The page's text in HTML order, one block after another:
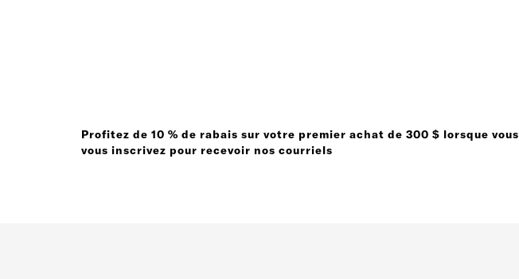
Profitez de 10 % de rabais sur votre premier achat de 300 $ lorsque vous
vous inscrivez pour recevoir nos courriels